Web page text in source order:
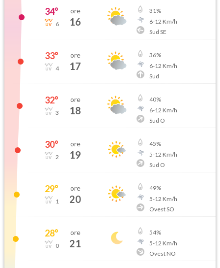
34°
6
ore
16
31%
6-12 Km/h
Sud SE
33°
4
ore
17
36%
6-12 Km/h
Sud
32°
3
ore
18
40%
6-12 Km/h
Sud O
30°
2
ore
19
45%
5-12 Km/h
Sud O
29°
1
ore
20
49%
5-12 Km/h
Ovest SO
28°
0
ore
21
54%
5-12 Km/h
Ovest NO